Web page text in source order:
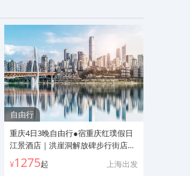
自由行
重庆4日3晚自由行●宿重庆红璞假日
江景酒店｜洪崖洞解放碑步行街店
（上海直飞重庆 酒店吊脚楼建筑风格
22楼平台观嘉陵江+直通解放碑 1楼
¥1275起 上海出发